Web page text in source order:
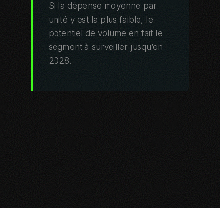
Si la dépense moyenne par
unité y est la plus faible, le
potentiel de volume en fait le
segment à surveiller jusqu’en
2028.